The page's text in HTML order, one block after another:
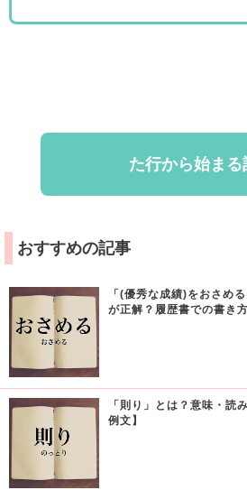
た行から始まる
おすすめの記事
「(優秀な成績)をおさめ
が正解？履歴書での書き方
「則り」とは？意味・読
例文】